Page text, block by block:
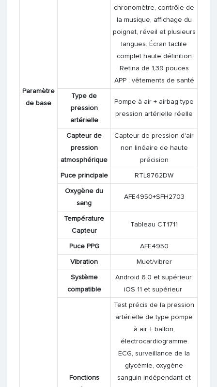
Paramètre
de base
chronomètre, contrôle de
la musique, affichage du
poignet, réveil et plusieurs
langues. Écran tactile
complet haute définition
Retina de 1,39 pouces
APP : vêtements de santé
Type de
pression
artérielle
Pompe à air + airbag type
pression artérielle réelle
Capteur de
pression
atmosphérique
Capteur de pression d'air
non linéaire de haute
précision
Puce principale RTL8762DW
Oxygène du
sang
AFE4950+SFH2703
Température
Capteur
Tableau CT1711
Puce PPG AFE4950
Vibration Muet/vibrer
Système
compatible
Android 6.0 et supérieur,
iOS 11 et supérieur
Fonctions
Test précis de la pression
artérielle de type pompe
à air + ballon,
électrocardiogramme
ECG, surveillance de la
glycémie, oxygène
sanguin indépendant et